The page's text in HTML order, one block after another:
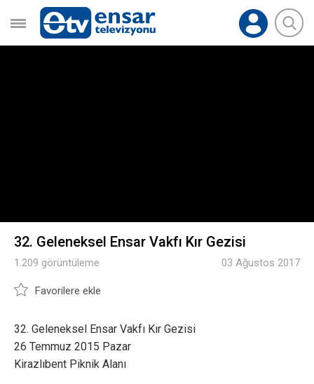
32. Geleneksel Ensar Vakfı Kır Gezisi
1.209 görüntüleme 03 Ağustos 2017
Favorilere ekle
32. Geleneksel Ensar Vakfı Kır Gezisi
26 Temmuz 2015 Pazar
Kirazlıbent Piknik Alanı